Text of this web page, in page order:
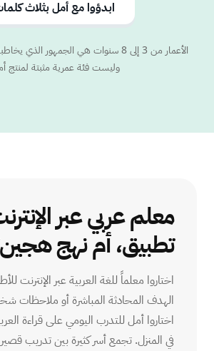
ابدؤوا مع أمل بثلاث
الأعمار من 3 إلى 8 سنوات هي الجمهور الذي
وليست فئة عمرية مثبتة لمنتج
معلم عربي عبر
تطبيق، أم نهج
اختاروا معلماً للغة العربية عبر الإنترنت
الهدف المحادثة المباشرة أو ملاحظات
اختاروا أمل للتدرب اليومي على قراءة
في المنزل. تجمع أسر كثيرة بين تدريب